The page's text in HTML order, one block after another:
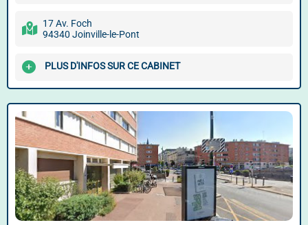
17 Av. Foch
94340 Joinville-le-Pont
PLUS D'INFOS SUR CE CABINET